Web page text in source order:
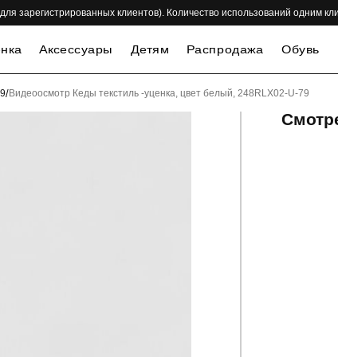
зарегистрированных клиентов). Количество использований одним
Аксессуары Детям Распродажа Обувь
/Видеоосмотр Кеды текстиль -уценка, цвет белый, 248RLX02-U-79